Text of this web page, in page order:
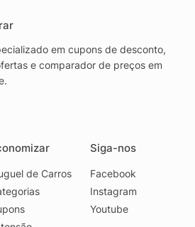
em cupons de desconto,
e comparador de preços em
de Carros
Siga-nos
Facebook
Instagram
Youtube